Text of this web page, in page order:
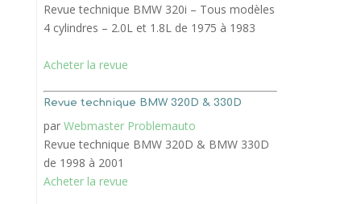
Revue technique BMW 320i – Tous modèles
4 cylindres – 2.0L et 1.8L de 1975 à 1983
Acheter la revue
Revue technique BMW 320D & 330D
par Webmaster Problemauto
Revue technique BMW 320D & BMW 330D
de 1998 à 2001
Acheter la revue